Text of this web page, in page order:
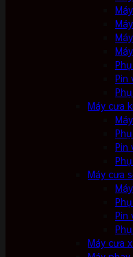
Pin
Máy cưa
Pin
Máy cưa
Pin
Máy cưa